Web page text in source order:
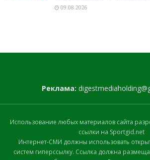
09.08.2026
Реклама:
Использование любых материалов сайта
ссылки на Sportgid.net
Интернет-СМИ должны использовать
систем гиперссылку. Ссылка должна